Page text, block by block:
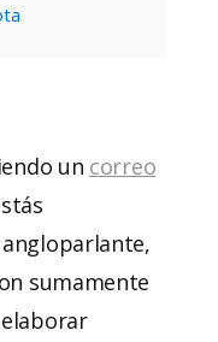
un correo
sumamente